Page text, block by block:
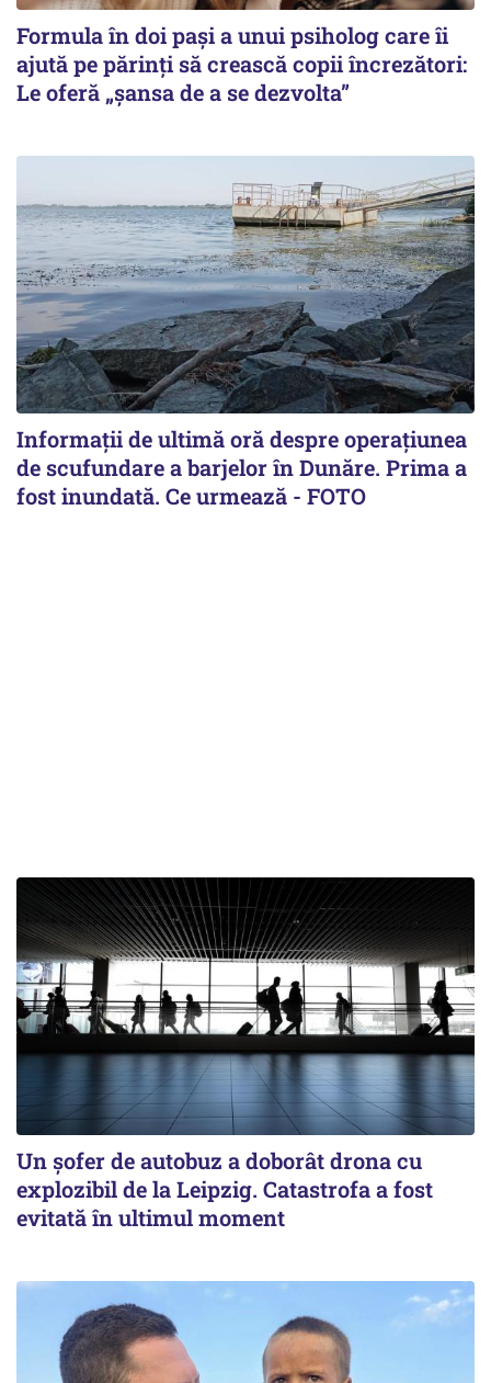
Formula în doi pași a unui psiholog care îi
ajută pe părinți să crească copii încrezători:
Le oferă „șansa de a se dezvolta”
Informații de ultimă oră despre operațiunea
de scufundare a barjelor în Dunăre. Prima a
fost inundată. Ce urmează - FOTO
Un șofer de autobuz a doborât drona cu
explozibil de la Leipzig. Catastrofa a fost
evitată în ultimul moment